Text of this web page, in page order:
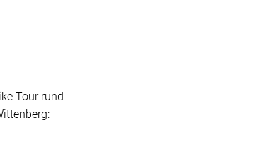
Tour rund